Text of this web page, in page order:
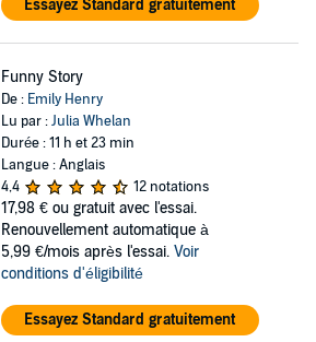
Essayez Standard gratuitement
Funny Story
De : Emily Henry
Lu par :Julia Whelan
Durée : 11 h et 23 min
Langue : Anglais
4,4
12 notations
17,98 € ou gratuit avec l'essai.
Renouvellement automatique à
5,99 €/mois après l'essai. Voir
conditions d'éligibilité
Essayez Standard gratuitement